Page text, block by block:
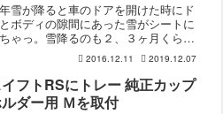
雪が降ると車のドアを開けた時にド
ボディの隙間にあった雪がシートに
ゃっ。雪降るのも２、３ヶ月くらい
ので我慢すればいいのですが、オート
ックスをウロウロしていたら見つけた
が安かったので買ってみました。防
材のシートカバー家の...
2016.12.11 2019.12.07
フトRSにトレー 純正カップ
ダー用 Ｍを取付